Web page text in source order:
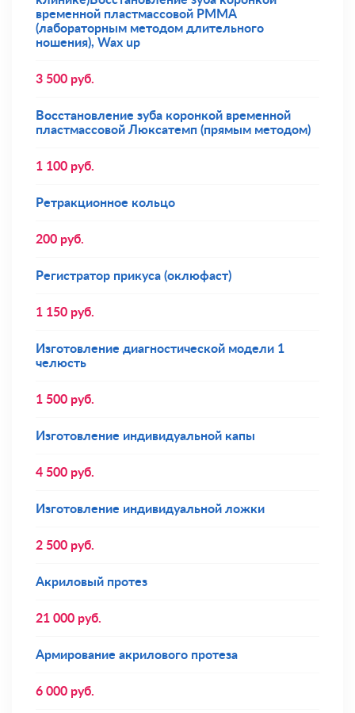
временной пластмассовой РММА
(лабораторным методом длительного
ношения), Wax up
3 500 руб.
Восстановление зуба коронкой временной
пластмассовой Люксатемп (прямым методом)
1 100 руб.
Ретракционное кольцо
200 руб.
Регистратор прикуса (оклюфаст)
1 150 руб.
Изготовление диагностической модели 1
челюсть
1 500 руб.
Изготовление индивидуальной капы
4 500 руб.
Изготовление индивидуальной ложки
2 500 руб.
Акриловый протез
21 000 руб.
Армирование акрилового протеза
6 000 руб.